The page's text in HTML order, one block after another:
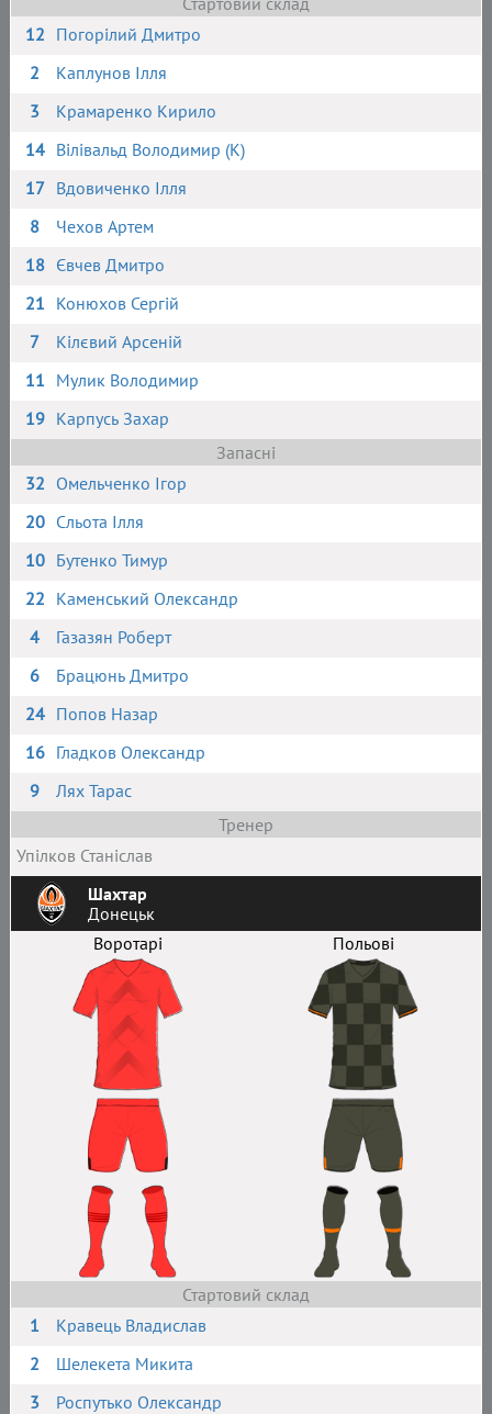
12 Погорілий Дмитро
2
Каплунов Ілля
3
Крамаренко Кирило
14 Вілівальд Володимир (К)
17 Вдовиченко Ілля
8
Чехов Артем
18 Євчев Дмитро
21 Конюхов Сергій
7
Кілєвий Арсеній
11 Мулик Володимир
19 Карпусь Захар
Запасні
32 Омельченко Ігор
20 Сльота Ілля
10 Бутенко Тимур
22 Каменський Олександр
4
Газазян Роберт
6
Брацюнь Дмитро
24 Попов Назар
16 Гладков Олександр
9
Лях Тарас
Тренер
Упілков Станіслав
Шахтар
Донецьк
Воротарі
Польові
Стартовий склад
1
Кравець Владислав
2
Шелекета Микита
3
Роспутько Олександр